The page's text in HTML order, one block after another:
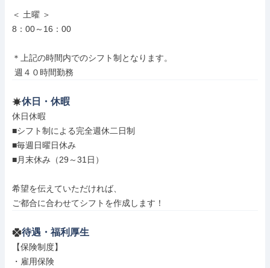
＜ 土曜 ＞
8：00～16：00
＊上記の時間内でのシフト制となります。
週４０時間勤務
休日・休暇
休日休暇
■シフト制による完全週休二日制
■毎週日曜日休み
■月末休み（29～31日）
希望を伝えていただければ、
ご都合に合わせてシフトを作成します！
待遇・福利厚生
【保険制度】
・雇用保険